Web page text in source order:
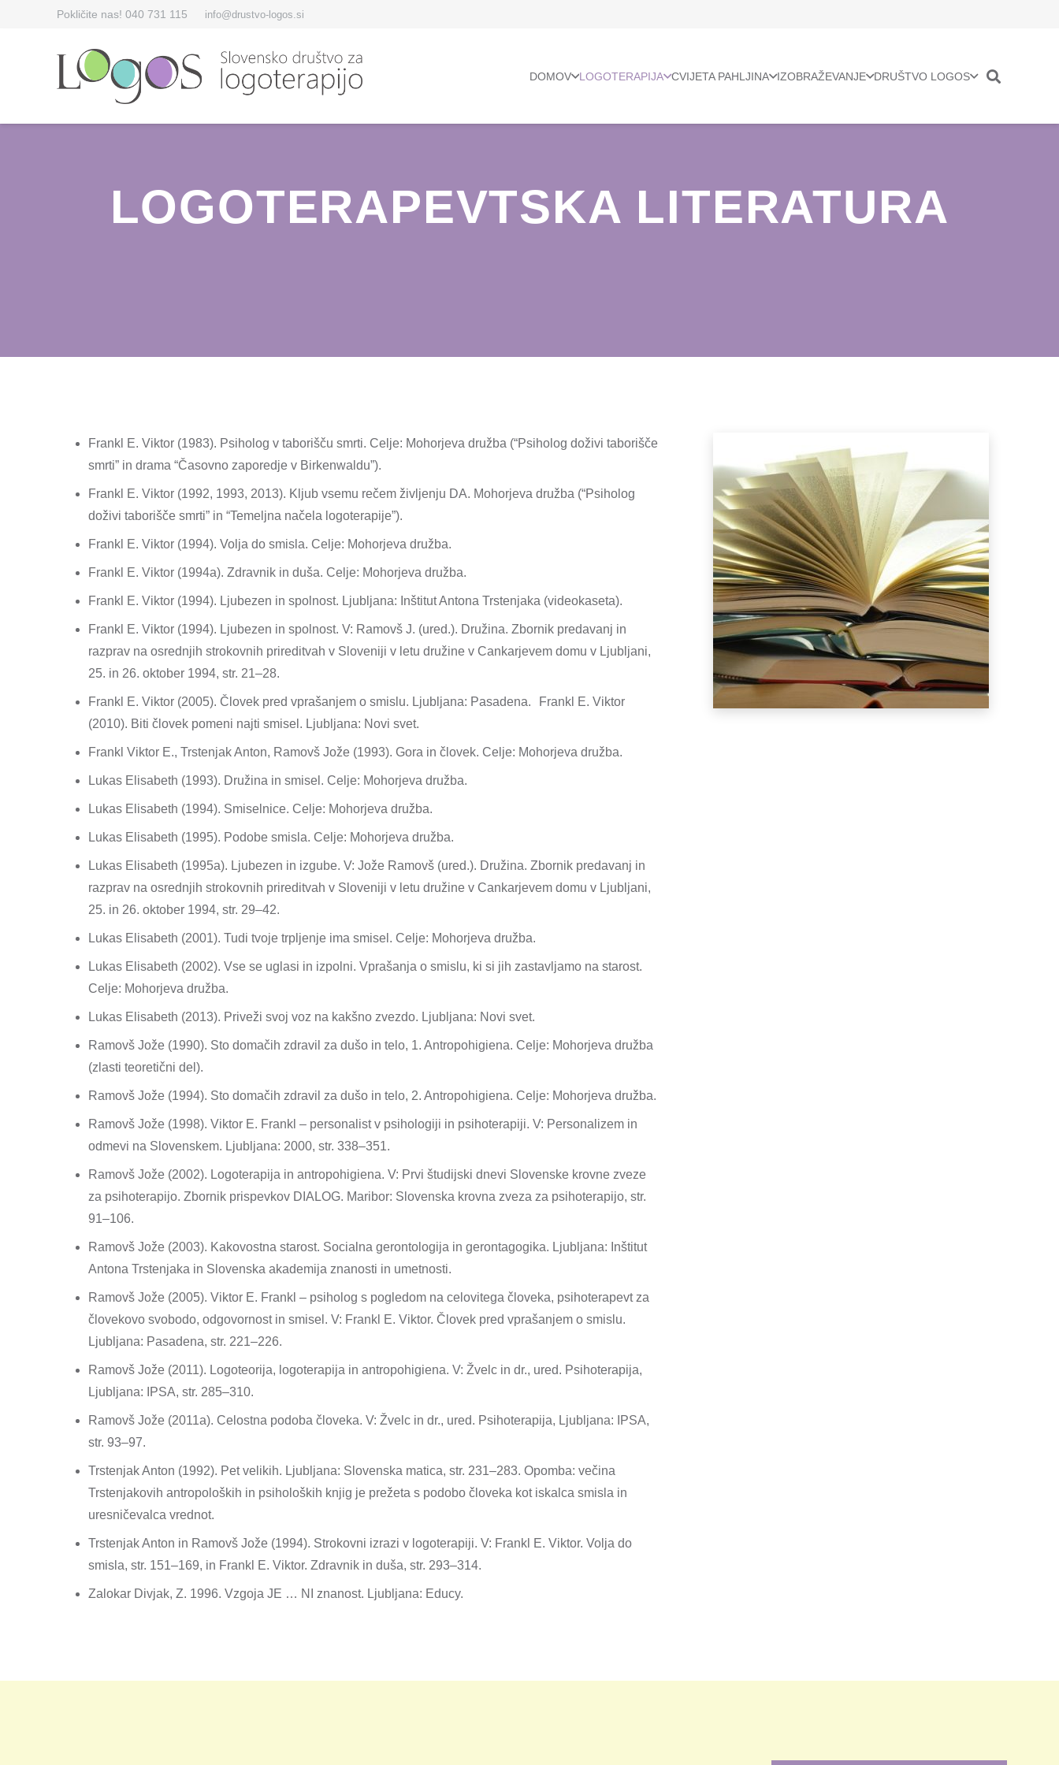
Pokličite nas! 040 731 115 info@drustvo-logos.si
DOMOV LOGOTERAPIJA CVIJETA PAHLJINA IZOBRAŽEVANJE DRUŠTVO LOGOS
LOGOTERAPEVTSKA LITERATURA
Frankl E. Viktor (1983). Psiholog v taborišču smrti. Celje: Mohorjeva družba (“Psiholog doživi taborišče
smrti” in drama “Časovno zaporedje v Birkenwaldu”).
Frankl E. Viktor (1992, 1993, 2013). Kljub vsemu rečem življenju DA. Mohorjeva družba (“Psiholog
doživi taborišče smrti” in “Temeljna načela logoterapije”).
Frankl E. Viktor (1994). Volja do smisla. Celje: Mohorjeva družba.
Frankl E. Viktor (1994a). Zdravnik in duša. Celje: Mohorjeva družba.
Frankl E. Viktor (1994). Ljubezen in spolnost. Ljubljana: Inštitut Antona Trstenjaka (videokaseta).
Frankl E. Viktor (1994). Ljubezen in spolnost. V: Ramovš J. (ured.). Družina. Zbornik predavanj in
razprav na osrednjih strokovnih prireditvah v Sloveniji v letu družine v Cankarjevem domu v Ljubljani,
25. in 26. oktober 1994, str. 21–28.
Frankl E. Viktor (2005). Človek pred vprašanjem o smislu. Ljubljana: Pasadena. Frankl E. Viktor
(2010). Biti človek pomeni najti smisel. Ljubljana: Novi svet.
Frankl Viktor E., Trstenjak Anton, Ramovš Jože (1993). Gora in človek. Celje: Mohorjeva družba.
Lukas Elisabeth (1993). Družina in smisel. Celje: Mohorjeva družba.
Lukas Elisabeth (1994). Smiselnice. Celje: Mohorjeva družba.
Lukas Elisabeth (1995). Podobe smisla. Celje: Mohorjeva družba.
Lukas Elisabeth (1995a). Ljubezen in izgube. V: Jože Ramovš (ured.). Družina. Zbornik predavanj in
razprav na osrednjih strokovnih prireditvah v Sloveniji v letu družine v Cankarjevem domu v Ljubljani,
25. in 26. oktober 1994, str. 29–42.
Lukas Elisabeth (2001). Tudi tvoje trpljenje ima smisel. Celje: Mohorjeva družba.
Lukas Elisabeth (2002). Vse se uglasi in izpolni. Vprašanja o smislu, ki si jih zastavljamo na starost.
Celje: Mohorjeva družba.
Lukas Elisabeth (2013). Priveži svoj voz na kakšno zvezdo. Ljubljana: Novi svet.
Ramovš Jože (1990). Sto domačih zdravil za dušo in telo, 1. Antropohigiena. Celje: Mohorjeva družba
(zlasti teoretični del).
Ramovš Jože (1994). Sto domačih zdravil za dušo in telo, 2. Antropohigiena. Celje: Mohorjeva družba.
Ramovš Jože (1998). Viktor E. Frankl – personalist v psihologiji in psihoterapiji. V: Personalizem in
odmevi na Slovenskem. Ljubljana: 2000, str. 338–351.
Ramovš Jože (2002). Logoterapija in antropohigiena. V: Prvi študijski dnevi Slovenske krovne zveze
za psihoterapijo. Zbornik prispevkov DIALOG. Maribor: Slovenska krovna zveza za psihoterapijo, str.
91–106.
Ramovš Jože (2003). Kakovostna starost. Socialna gerontologija in gerontagogika. Ljubljana: Inštitut
Antona Trstenjaka in Slovenska akademija znanosti in umetnosti.
Ramovš Jože (2005). Viktor E. Frankl – psiholog s pogledom na celovitega človeka, psihoterapevt za
človekovo svobodo, odgovornost in smisel. V: Frankl E. Viktor. Človek pred vprašanjem o smislu.
Ljubljana: Pasadena, str. 221–226.
Ramovš Jože (2011). Logoteorija, logoterapija in antropohigiena. V: Žvelc in dr., ured. Psihoterapija,
Ljubljana: IPSA, str. 285–310.
Ramovš Jože (2011a). Celostna podoba človeka. V: Žvelc in dr., ured. Psihoterapija, Ljubljana: IPSA,
str. 93–97.
Trstenjak Anton (1992). Pet velikih. Ljubljana: Slovenska matica, str. 231–283. Opomba: večina
Trstenjakovih antropoloških in psiholoških knjig je prežeta s podobo človeka kot iskalca smisla in
uresničevalca vrednot.
Trstenjak Anton in Ramovš Jože (1994). Strokovni izrazi v logoterapiji. V: Frankl E. Viktor. Volja do
smisla, str. 151–169, in Frankl E. Viktor. Zdravnik in duša, str. 293–314.
Zalokar Divjak, Z. 1996. Vzgoja JE … NI znanost. Ljubljana: Educy.